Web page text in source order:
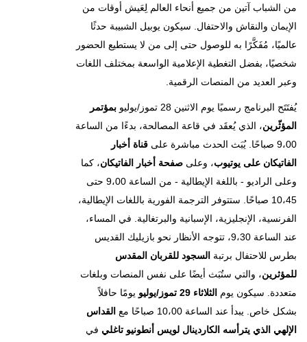
من الشباب آتين من جميع أنحاء العالم لِعَيش أوقات من
الإيمان والنقاش والاحتفال. سيكون يوبيل الشبيبة حدثًا
عالميًا، مُفَكَّرًا به للوصول حتى إلى من لا يستطيع الحضور
شخصيًا، بفضل التغطية الإعلامية الواسعة بمختلف اللغات
وعبر العديد من المنصات الرقمية.
يُفتَتَح البرنامج رسميًا يوم الاثنين 28 تموز/يوليو
بمؤتمر
المؤثّرين، الذي يُعقَد في قاعة المصالحة، بدءًا من الساعة
9،00 صباحًا. يُبَث الحدث مباشرة على
قناة أخبار
الفاتيكان على يوتيوب، وعلى صفحة أخبار الفاتيكان، كما
وعلى الراديو - باللغة الإيطالية - من الساعة 9،00 حتى
10،45 صباحًا. ستتوفر الترجمة الفورية باللغات الإيطالية،
الفرنسية، الإنجليزية، الإسبانية والبرتغالية. في المساء،
عند الساعة 9،30، تتوجه الأنظار نحو بازيليك القديس
بطرس للاحتفال برتبة السجود للقربان المقدس
للمؤثرين، والتي ستُبَث أيضًا على نفس المنصات وبلغات
متعددة. سيكون يوم الثلاثاء 29 تموز/يوليو
يومًا حافلاً
بشكل خاص. يبدأ عند الساعة 10،00 صباحًا مع
القداس
الإلهي الذي يترأسه الكاردينال لويس أنطونيو تاغلي في